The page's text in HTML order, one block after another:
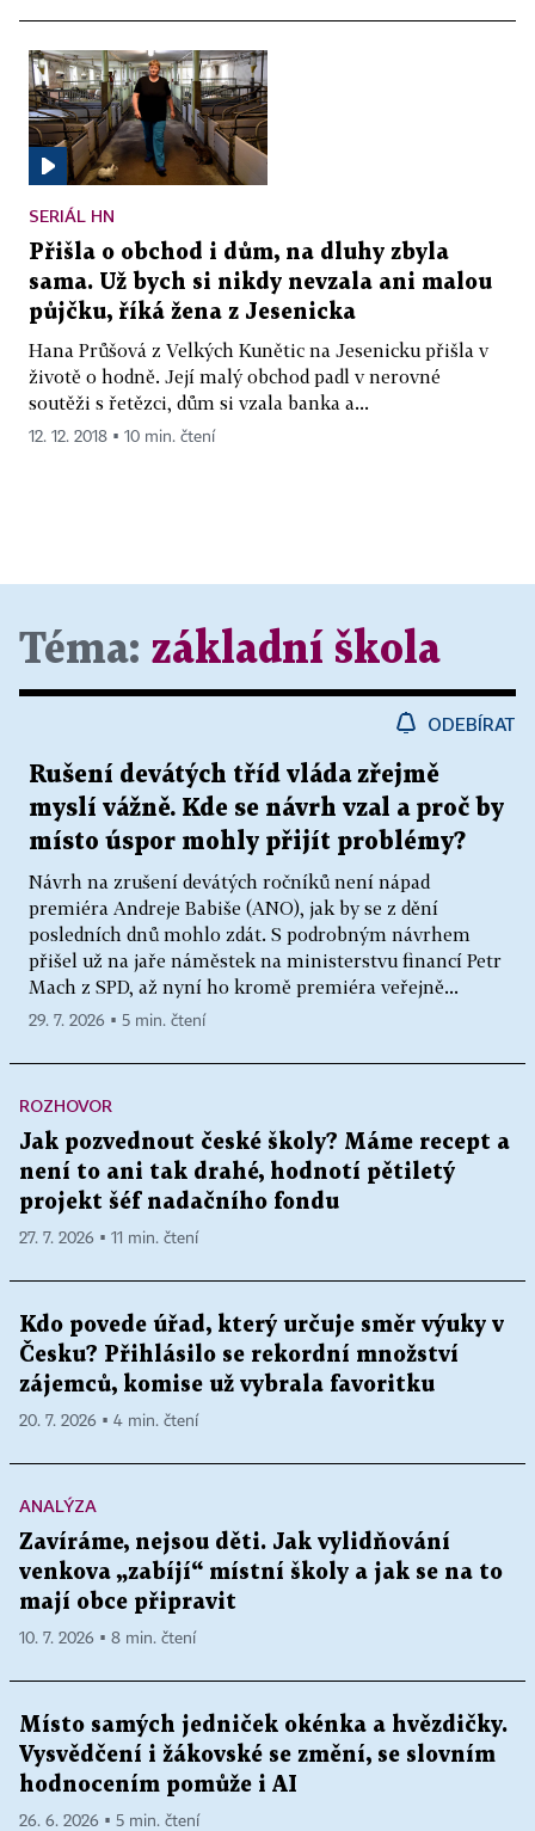
SERIÁL HN
Přišla o obchod i dům, na dluhy zbyla
sama. Už bych si nikdy nevzala ani malou
půjčku, říká žena z Jesenicka
Hana Průšová z Velkých Kunětic na Jesenicku přišla v
životě o hodně. Její malý obchod padl v nerovné
soutěži s řetězci, dům si vzala banka a...
12. 12. 2018 ▪ 10 min. čtení
Téma: základní škola
ODEBÍRAT
Rušení devátých tříd vláda zřejmě
myslí vážně. Kde se návrh vzal a proč by
místo úspor mohly přijít problémy?
Návrh na zrušení devátých ročníků není nápad
premiéra Andreje Babiše (ANO), jak by se z dění
posledních dnů mohlo zdát. S podrobným návrhem
přišel už na jaře náměstek na ministerstvu financí Petr
Mach z SPD, až nyní ho kromě premiéra veřejně...
29. 7. 2026 ▪ 5 min. čtení
ROZHOVOR
Jak pozvednout české školy? Máme recept a
není to ani tak drahé, hodnotí pětiletý
projekt šéf nadačního fondu
27. 7. 2026 ▪ 11 min. čtení
Kdo povede úřad, který určuje směr výuky v
Česku? Přihlásilo se rekordní množství
zájemců, komise už vybrala favoritku
20. 7. 2026 ▪ 4 min. čtení
ANALÝZA
Zavíráme, nejsou děti. Jak vylidňování
venkova „zabíjí“ místní školy a jak se na to
mají obce připravit
10. 7. 2026 ▪ 8 min. čtení
Místo samých jedniček okénka a hvězdičky.
Vysvědčení i žákovské se změní, se slovním
hodnocením pomůže i AI
26. 6. 2026 ▪ 5 min. čtení